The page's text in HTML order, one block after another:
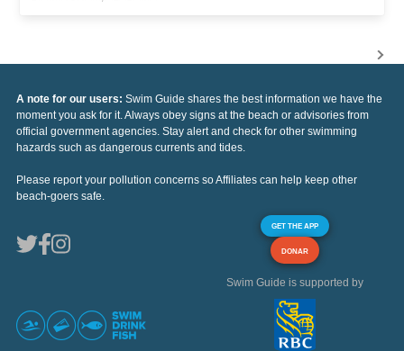
A note for our users: Swim Guide shares the best information we have the
moment you ask for it. Always obey signs at the beach or advisories from
official government agencies. Stay alert and check for other swimming
hazards such as dangerous currents and tides.
Please report your pollution concerns so Affiliates can help keep other
beach-goers safe.
GET THE APP
DONAR
Swim Guide is supported by